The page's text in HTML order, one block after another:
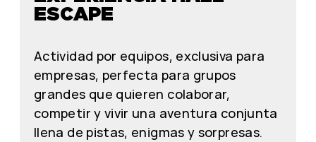
ESCAPE
Actividad por equipos, exclusiva para
empresas, perfecta para grupos
grandes que quieren colaborar,
competir y vivir una aventura conjunta
llena de pistas, enigmas y sorpresas.